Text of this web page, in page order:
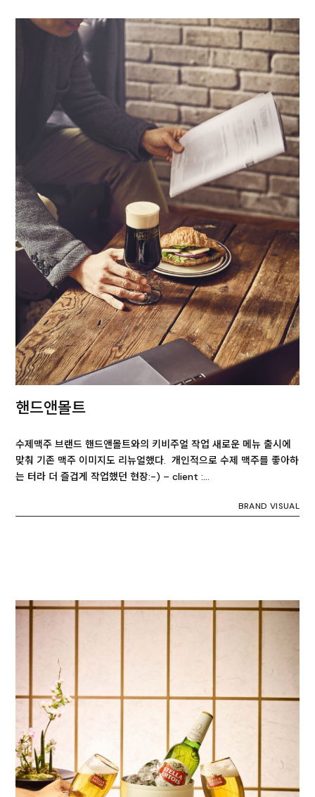
핸드앤몰트
수제맥주 브랜드 핸드앤몰트와의 키비주얼 작업 새로운 메뉴 출시에
맞춰 기존 맥주 이미지도 리뉴얼했다. 개인적으로 수제 맥주를 좋아하
는 터라 더 즐겁게 작업했던 현장:-) – client :…
BRAND VISUAL